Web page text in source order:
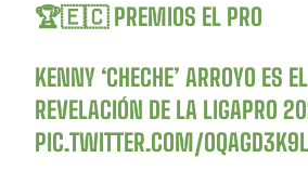
🏆🇪🇨 PREMIOS EL PRO
KENNY ‘CHECHE’ ARROYO ES
REVELACIÓN DE LA LIGAPRO
PIC.TWITTER.COM/